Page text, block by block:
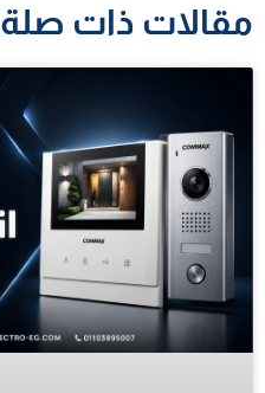
مقالات ذات صلة